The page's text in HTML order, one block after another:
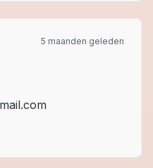
5 maanden geleden